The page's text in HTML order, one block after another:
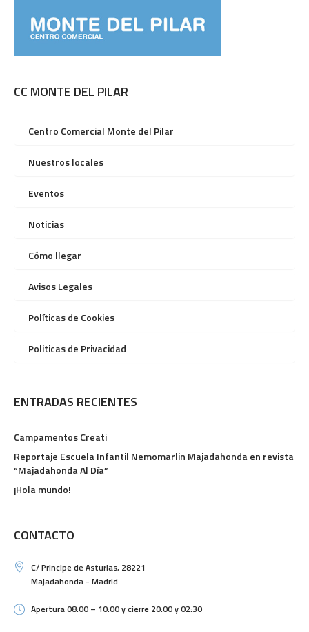
CC MONTE DEL PILAR
Centro Comercial Monte del Pilar
Nuestros locales
Eventos
Noticias
Cómo llegar
Avisos Legales
Políticas de Cookies
Politicas de Privacidad
ENTRADAS RECIENTES
Campamentos Creati
Reportaje Escuela Infantil Nemomarlin Majadahonda en revista
“Majadahonda Al Día”
¡Hola mundo!
CONTACTO
C/ Principe de Asturias, 28221
Majadahonda - Madrid
Apertura 08:00 – 10:00 y cierre 20:00 y 02:30